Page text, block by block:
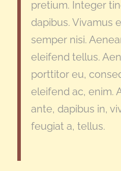
pretium. Integer
dapibus. Vivamus
semper nisi.
eleifend tellus.
porttitor eu,
eleifend ac, enim.
ante, dapibus in,
feugiat a, tellus.